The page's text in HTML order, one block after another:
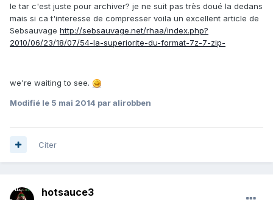
le tar c'est juste pour archiver? je ne suit pas très doué la dedans
mais si ca t'interesse de compresser voila un excellent article de
Sebsauvage http://sebsauvage.net/rhaa/index.php?
2010/06/23/18/07/54-la-superiorite-du-format-7z-7-zip-
we're waiting to see.
Modifié le 5 mai 2014 par alirobben
Citer
hotsauce3